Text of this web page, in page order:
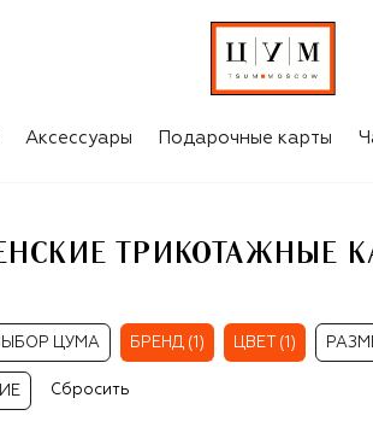
ЧЁРНЫЕ ЖЕНСКИЕ ТРИКОТАЖНЫЕ КАРДИГАНЫ BALENCIAGA
Аксессуары Подарочные карты
ТРИКОТАЖНЫЕ
ЦУМА БРЕНД (1) ЦВЕТ (1)
Сбросить